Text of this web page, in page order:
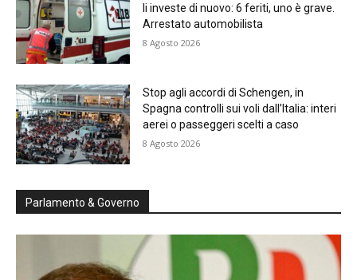
li investe di nuovo: 6 feriti, uno è grave.
Arrestato automobilista
8 Agosto 2026
Stop agli accordi di Schengen, in
Spagna controlli sui voli dall’Italia: interi
aerei o passeggeri scelti a caso
8 Agosto 2026
Parlamento & Governo